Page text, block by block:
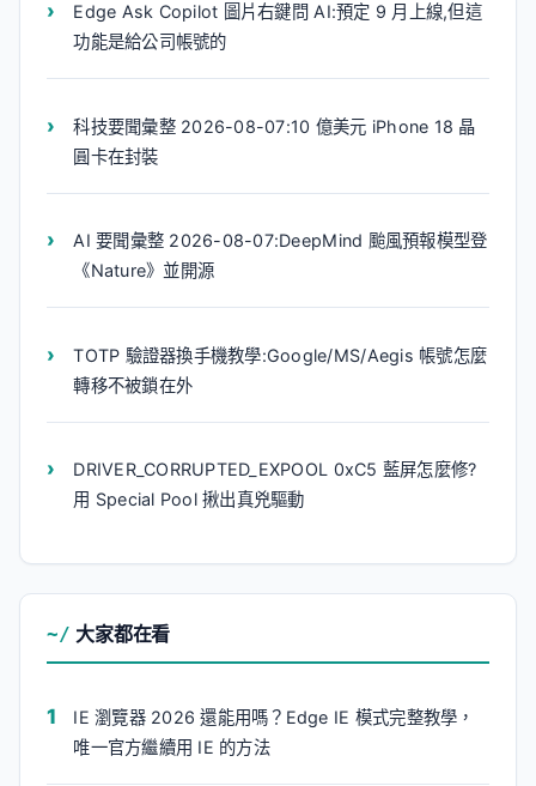
Edge Ask Copilot 圖片右鍵問 AI:預定 9 月上線,但這
功能是給公司帳號的
科技要聞彙整 2026-08-07:10 億美元 iPhone 18 晶
圓卡在封裝
AI 要聞彙整 2026-08-07:DeepMind 颱風預報模型登
《Nature》並開源
TOTP 驗證器換手機教學:Google/MS/Aegis 帳號怎麼
轉移不被鎖在外
DRIVER_CORRUPTED_EXPOOL 0xC5 藍屏怎麼修?
用 Special Pool 揪出真兇驅動
大家都在看
IE 瀏覽器 2026 還能用嗎？Edge IE 模式完整教學，
唯一官方繼續用 IE 的方法